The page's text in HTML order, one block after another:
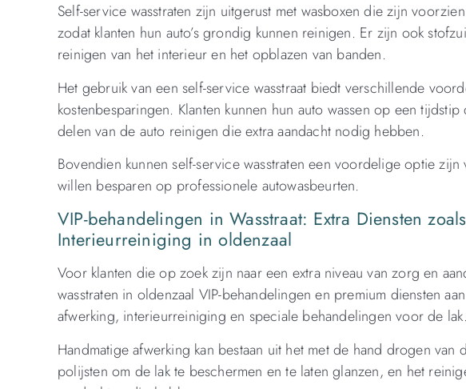
Self-service wasstraten zijn uitgerust met wasboxen die zijn
zodat klanten hun auto’s grondig kunnen reinigen. Er zijn ook
reinigen van het interieur en het opblazen van banden.
Het gebruik van een self-service wasstraat biedt verschillende
kostenbesparingen. Klanten kunnen hun auto wassen op een
delen van de auto reinigen die extra aandacht nodig hebben.
Bovendien kunnen self-service wasstraten een voordelige optie
willen besparen op professionele autowasbeurten.
VIP-behandelingen in Wasstraat: Extra Diensten
Interieurreiniging in oldenzaal
Voor klanten die op zoek zijn naar een extra niveau van zorg en
wasstraten in oldenzaal VIP-behandelingen en premium diensten
afwerking, interieurreiniging en speciale behandelingen voor de lak.
Handmatige afwerking kan bestaan uit het met de hand drogen van
polijsten om de lak te beschermen en te laten glanzen, en het